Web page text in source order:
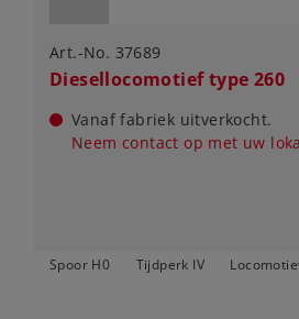
Art.-No. 37689
Diesellocomotief type 260
Vanaf fabriek uitverkocht.
Neem contact op met uw
Spoor H0 Tijdperk IV